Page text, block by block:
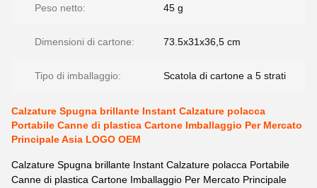
Peso netto: 45 g
Dimensioni di cartone: 73.5x31x36,5 cm
Tipo di imballaggio: Scatola di cartone a 5 strati
Calzature Spugna brillante Instant Calzature polacca
Portabile Canne di plastica Cartone Imballaggio Per Mercato
Principale Asia LOGO OEM
Calzature Spugna brillante Instant Calzature polacca Portabile
Canne di plastica Cartone Imballaggio Per Mercato Principale